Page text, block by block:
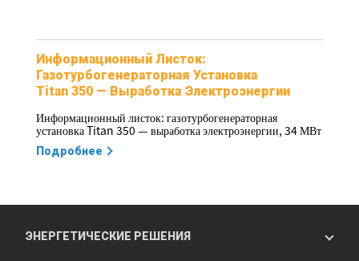
Информационный Листок:
Газотурбогенераторная Установка
Titan 350 — Выработка Электроэнергии
Информационный листок: газотурбогенераторная
установка Titan 350 — выработка электроэнергии, 34 МВт
Подробнее
ЭНЕРГЕТИЧЕСКИЕ РЕШЕНИЯ